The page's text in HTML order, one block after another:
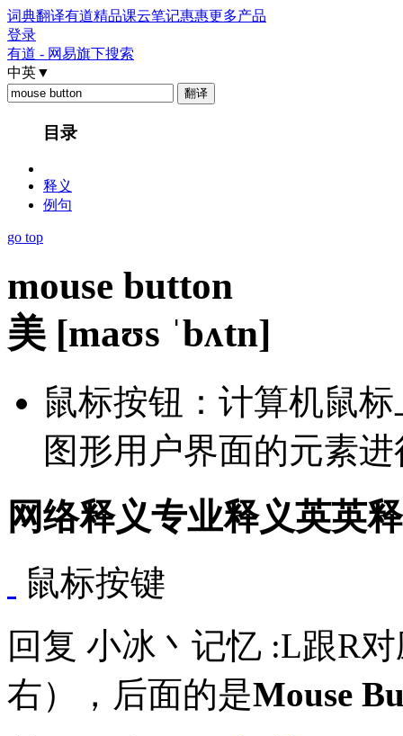
词典翻译有道精品课云笔记惠惠更多产品
登录
有道 - 网易旗下搜索
中英▼
目录
释义
例句
go top
mouse button
美 [maʊs ˈbʌtn]
鼠标按钮：计算机鼠
图形用户界面的元素
网络释义专业释义英英
鼠标按键
回复 小冰丶记忆 :L跟R
右），后面的是Mouse